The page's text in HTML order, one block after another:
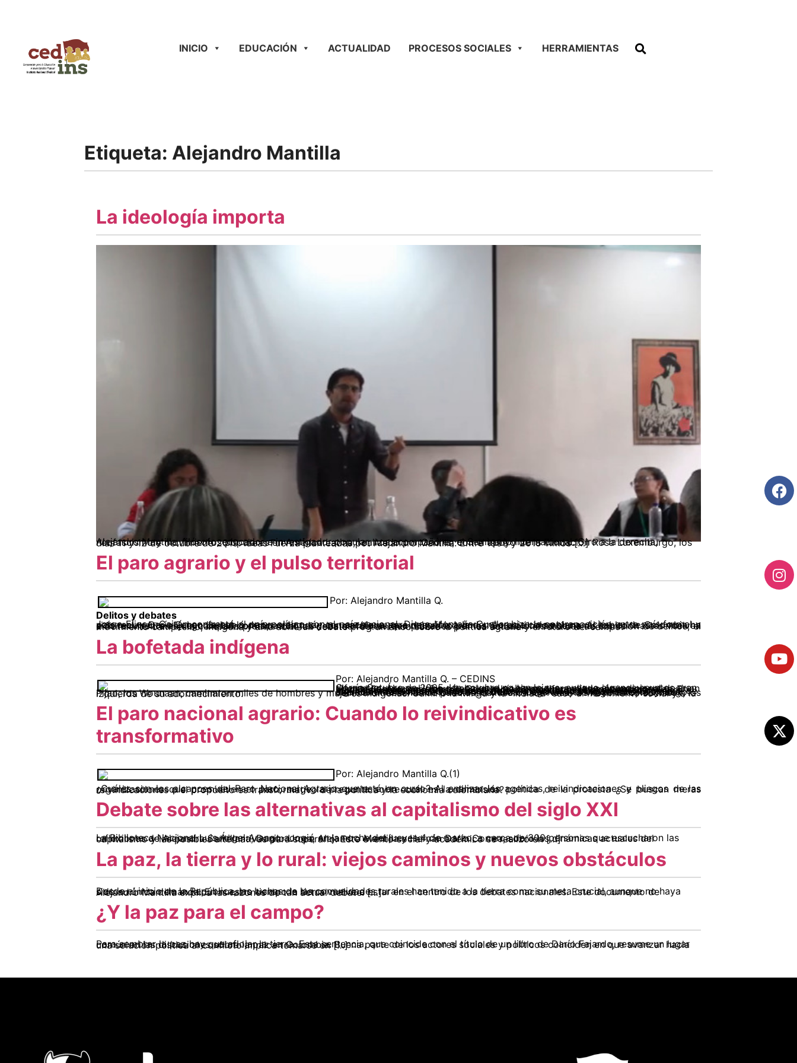
INICIO EDUCACIÓN ACTUALIDAD PROCESOS SOCIALES HERRAMIENTAS
Etiqueta: Alejandro Mantilla
La ideología importa
Alejandro Mantilla, filósofo, educador e investigador popular, nos acompañó en el Seminario Internacional: Giro a la derecha, neofascismo y movimientos populares en América Latina, realizado por Cedins, con el apoyo de la Fundación Rosa Luxemburgo, los días 11 y 12 de octubre de 2019. Ideas Fuerza planteadas por Alejandro Mantilla: Entre 1999 y 2015 vimos […]
El paro agrario y el pulso territorial
Por: Alejandro Mantilla Q.
Delitos y debates
Jorge Eliecer Gaitán contrastó al país político con el país nacional. Diego Montaña Cuellar hizo la contraposición entre país formal y país real, y Darío Echandía habló de un orangután con sacoleva para describir a la democracia colombiana. Al hablar de Colombia ha sido recurrente el juego de las contraposiciones y las metáforas que reúnen extremos. En las últimas semanas los contrastes vuelven a flote. Mientras en la campaña presidencial los debates fueron reemplazados por las acusaciones mutuas de comisión de delitos, el movimiento campesino, indígena y afro abrió un debate programático sobre la política agraria y el futuro del campo.
La bofetada indígena
Por: Alejandro Mantilla Q. – CEDINS
Corría Octubre de 2005. Un octubre no tan lejano, aunque algunos asuntos eran diferentes. Álvaro Uribe estaba en el gobierno y era aliado incondicional de Juan Manuel Santos, por ejemplo. Pero había otras diferencias más importantes. En aquellos tiempos no tan lejanos el movimiento campesino no lograba movilizaciones importantes, la mayoría de sindicatos estaban en letargo y el movimiento estudiantil no pasaba de ser un recuerdo evocado en la bohemia de algunos encanecidos. Corrió ese octubre y caminó la Minga. Primero fue la liberación de la madre tierra en el Cauca, luego vino la Minga Embera, y luego caminaron decenas de pueblos, caminaron los Nasa, los Kokonuko, los Misak, los Pijao, los Wounaan, caminaron miles de hombres y mujeres indígenas. Caminó la Minga y la “indiada” sacó al movimiento social y a la izquierda de su adormecimiento.
El paro nacional agrario: Cuando lo reivindicativo es
transformativo
Por: Alejandro Mantilla Q.(1)
¿Cuáles son los alcances del Paro Nacional Agrario que está en curso? Al analizar las agendas, reivindicaciones y pliegos de las organizaciones que promueven el paro, surge la pregunta sobre cuál es la dimensión política de la protesta ¿Se buscan meras reivindicaciones o el propósito es transformativo de la política y la economía colombiana?
Debate sobre las alternativas al capitalismo del siglo XXI
La Biblioteca Nacional Luis Ángel Arango acogió en la noche del jueves 4 de marzo, a cerca de 300 personas que escucharon las reflexiones de Alejandra Santillana, Danilo Urrea, Alejandro Mantilla y Hernán Darío Correa, sobre las dinámicas actuales del capitalismo y las posibles alternativas para superarlo. Este evento social y académico se realizó en […]
La paz, la tierra y lo rural: viejos caminos y nuevos obstáculos
Desde el inicio de la República, las luchas de las comunidades rurales han tenido a la tierra como su meta crucial, aunque no haya sido su única demanda. En nuestro tiempo la tierra vuelve a estar en el centro de los debates nacionales. Este documento de Alejandro Mantilla explica las razones de tan actual debate. […]
¿Y la paz para el campo?
Para sembrar la paz hay que aflojar la tierra. Esta sentencia, que coincide con el título de un libro de Darío Fajardo, resume un lugar común en las discusiones sobre la paz en Colombia. Buena parte de los actores sociales y políticos coinciden en que avanzar hacia una solución política al conflicto implica tomarse en […]